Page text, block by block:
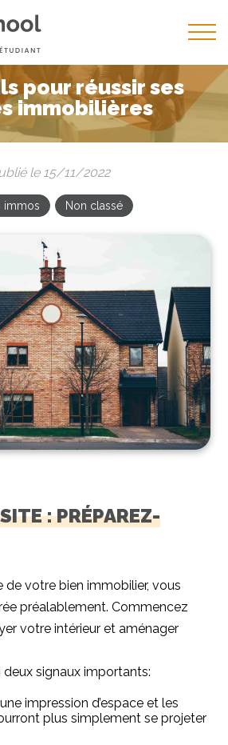
pour réussir ses
immobilières
le 15/11/2022
immos Non classé
: PRÉPAREZ-
de votre bien immobilier, vous
préalablement. Commencez
votre intérieur et aménager
deux signaux importants:
impression d’espace et les
plus simplement se projeter